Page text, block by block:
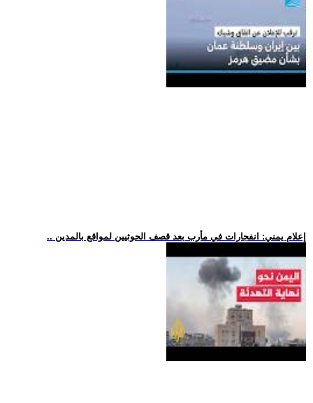
.. إعلام يمني: انفجارات في مأرب بعد قصف الحوثيين لمواقع بالمدين